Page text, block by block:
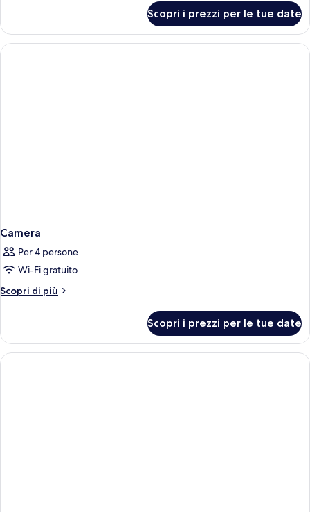
Classic,
balcone,
vista
Scopri i prezzi per le tue date
Camera
Per 4 persone
Wi-Fi gratuito
Scopri di più
Altri
Scopri i prezzi per le tue date